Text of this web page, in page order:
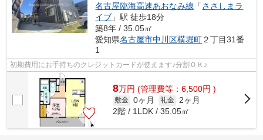
名古屋臨海高速あおなみ線 「ささしまラ
イブ 」駅 徒歩18分
築8年 / 35.05㎡
愛知県名古屋市中川区横堀町２丁目31番
1
初期費用にお手持ちのクレジットカードが使えます♪分割ＯＫ♪
8万円 (管理費等：6,500円 )
敷金 0ヶ月 礼金 2ヶ月
2階 / 1LDK / 35.05㎡